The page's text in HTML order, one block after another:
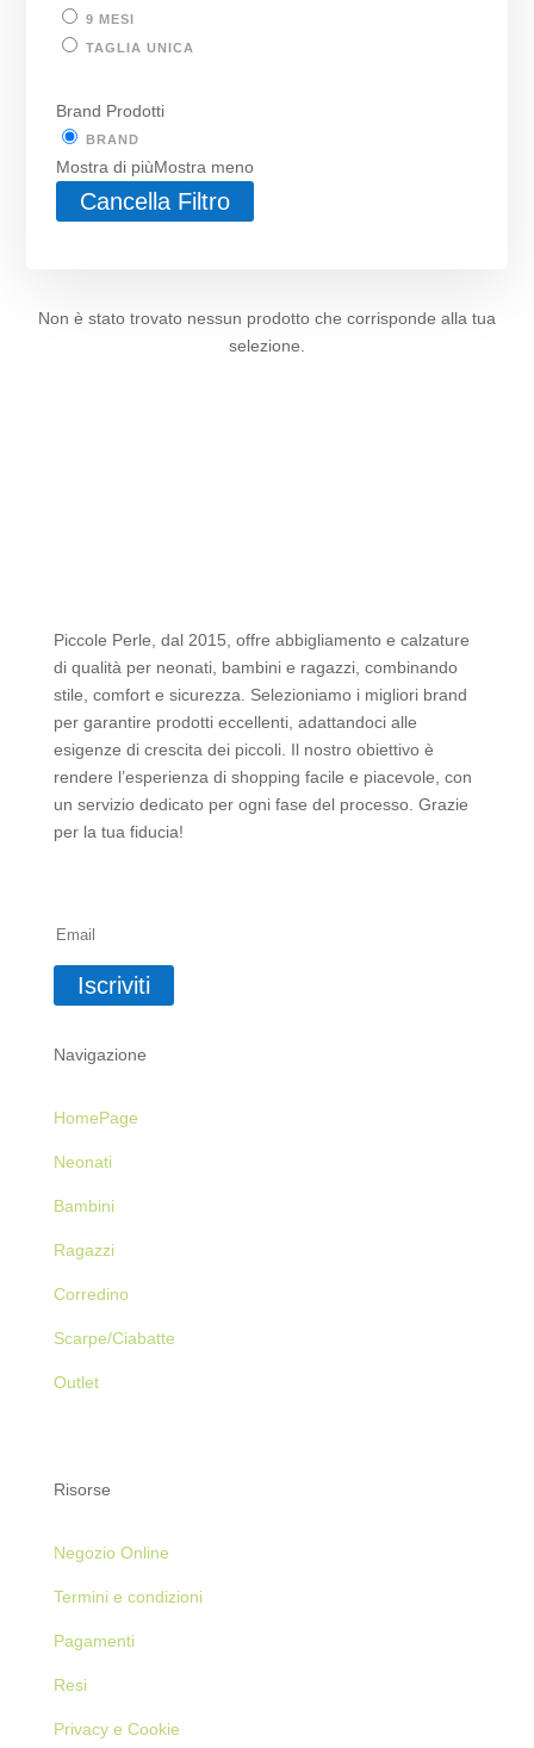
9 MESI
TAGLIA UNICA
Brand Prodotti
BRAND
Mostra di piùMostra meno
Cancella Filtro
Non è stato trovato nessun prodotto che corrisponde alla tua
selezione.
Piccole Perle, dal 2015, offre abbigliamento e calzature
di qualità per neonati, bambini e ragazzi, combinando
stile, comfort e sicurezza. Selezioniamo i migliori brand
per garantire prodotti eccellenti, adattandoci alle
esigenze di crescita dei piccoli. Il nostro obiettivo è
rendere l’esperienza di shopping facile e piacevole, con
un servizio dedicato per ogni fase del processo. Grazie
per la tua fiducia!
Iscriviti
Navigazione
HomePage
Neonati
Bambini
Ragazzi
Corredino
Scarpe/Ciabatte
Outlet
Risorse
Negozio Online
Termini e condizioni
Pagamenti
Resi
Privacy e Cookie